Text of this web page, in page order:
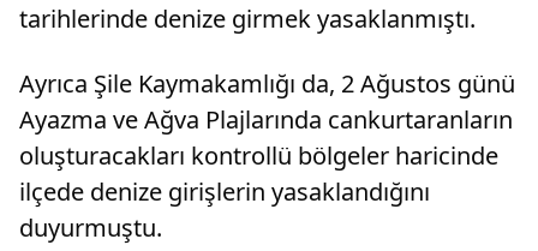
tarihlerinde denize girmek yasaklanmıştı.
Ayrıca Şile Kaymakamlığı da, 2 Ağustos günü
Ayazma ve Ağva Plajlarında cankurtaranların
oluşturacakları kontrollü bölgeler haricinde
ilçede denize girişlerin yasaklandığını
duyurmuştu.